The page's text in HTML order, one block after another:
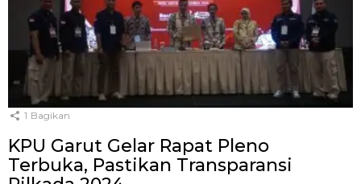
1 Bagikan
KPU Garut Gelar Rapat Pleno
Terbuka, Pastikan Transparansi